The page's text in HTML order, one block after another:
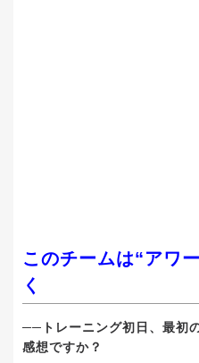
このチームは“アワ
く
──トレーニング初日、最初
感想ですか？